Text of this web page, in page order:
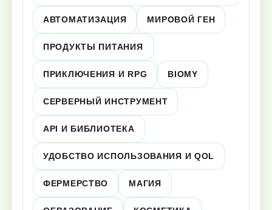
АВТОМАТИЗАЦИЯ МИРОВОЙ ГЕН
ПРОДУКТЫ ПИТАНИЯ
ПРИКЛЮЧЕНИЯ И RPG BIOMY
СЕРВЕРНЫЙ ИНСТРУМЕНТ
API И БИБЛИОТЕКА
УДОБСТВО ИСПОЛЬЗОВАНИЯ И QOL
ФЕРМЕРСТВО МАГИЯ